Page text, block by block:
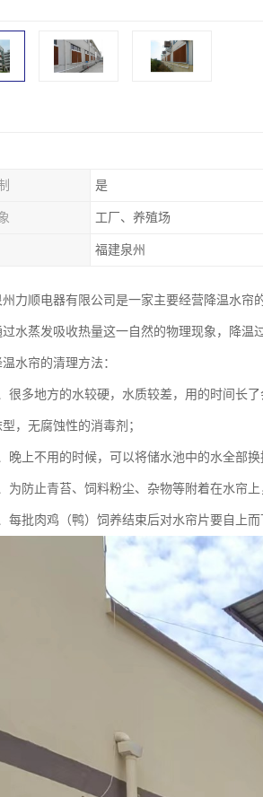
是
工厂、养殖场
福建泉州
州力顺电器有限公司是一家主要经营降温水帘
过水蒸发吸收热量这一自然的物理现象，降温
温水帘的清理方法：
很多地方的水较硬，水质较差，用的时间长
型，无腐蚀性的消毒剂；
晚上不用的时候，可以将储水池中的水全部换
为防止青苔、饲料粉尘、杂物等附着在水帘
每批肉鸡（鸭）饲养结束后对水帘片要自上